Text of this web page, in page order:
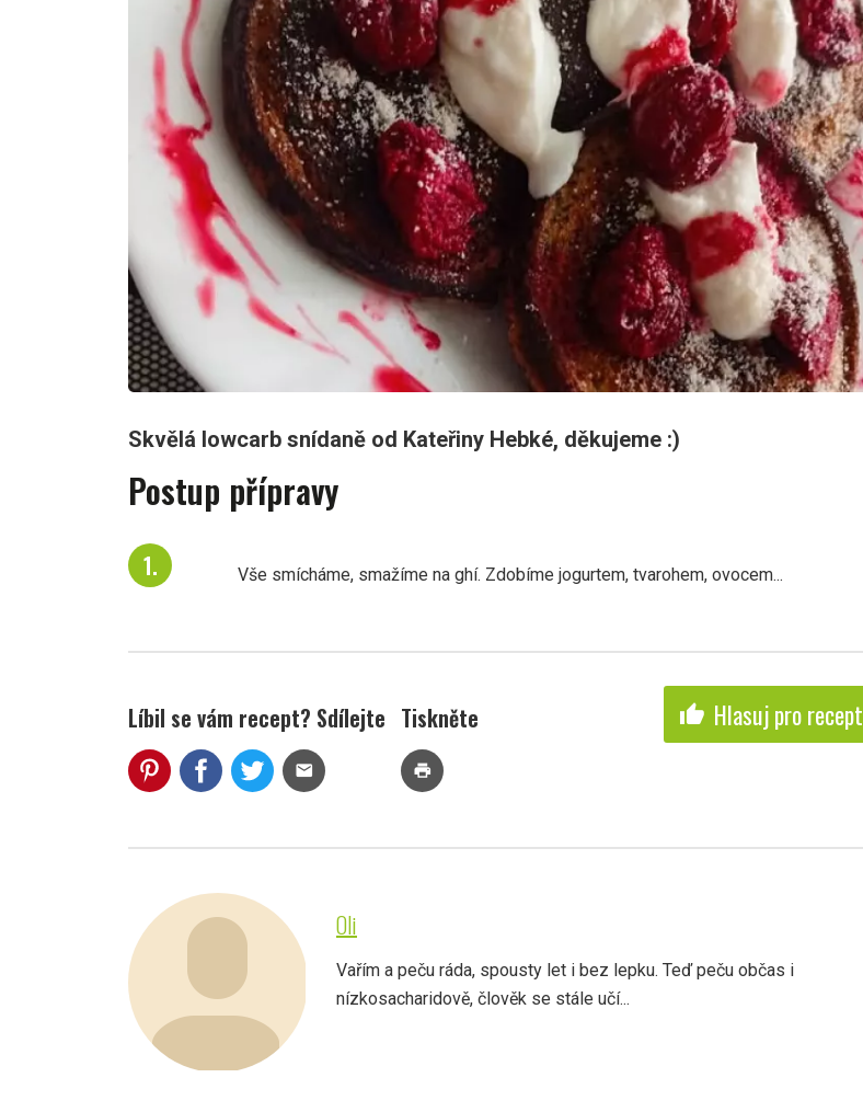
Skvělá lowcarb snídaně od Kateřiny Hebké, děkujeme :)
Postup přípravy
Vše smícháme, smažíme na ghí. Zdobíme jogurtem, tvarohem, ovocem...
Líbil se vám recept? Sdílejte
mail
Tiskněte
print
thumb_up Hlasuj pro recept
Oli
Vařím a peču ráda, spousty let i bez lepku. Teď peču občas i
nízkosacharidově, člověk se stále učí...